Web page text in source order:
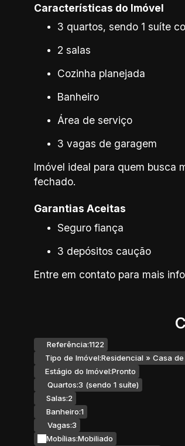
Características do Imóvel
3 quartos, sendo 1 suíte
2 salas
Cozinha planejada
Banheiro
Área de serviço
3 vagas de garagem
Imóvel ideal para quem busca
fechado.
Garantias Aceitas
Seguro fiança
3 depósitos caução
Entre em contato para mais
Referência:1122
Tipo de Imóvel:Residencial » Casa
Estágio do Imóvel:Pronto
Quartos:3 (sendo 1 suíte)
Salas:2
Banheiro:1
Vagas:3
Mobílias:Mobiliado